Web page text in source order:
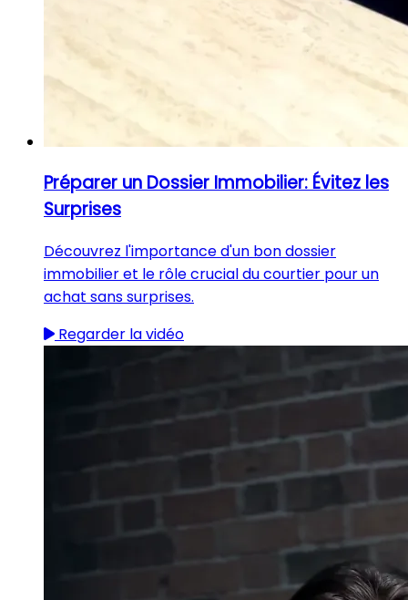
Préparer un Dossier Immobilier: Évitez les
Surprises
Découvrez l'importance d'un bon dossier
immobilier et le rôle crucial du courtier pour un
achat sans surprises.
Regarder la vidéo